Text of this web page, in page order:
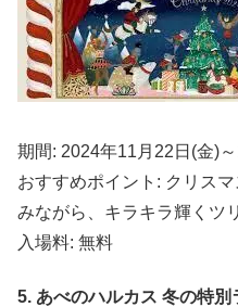
期間: 2024年11月22日(金)
おすすめポイント: クリス
みながら、キラキラ輝くツ
入場料: 無料
5. あべのハルカス 冬の特別